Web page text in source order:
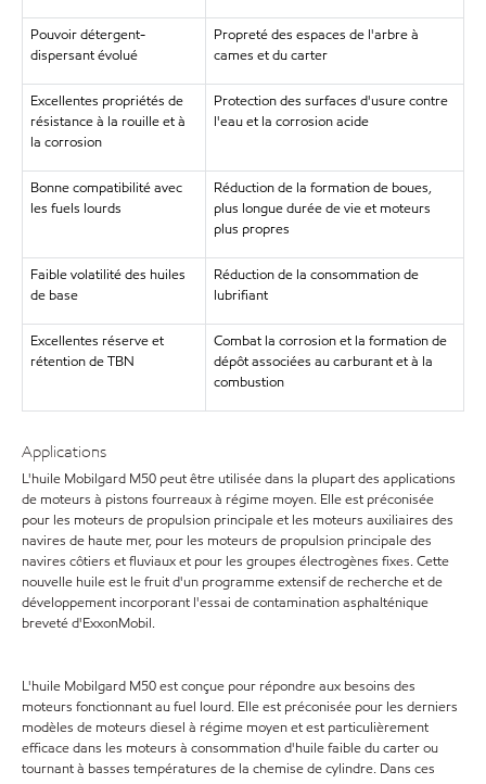
Pouvoir détergent-
dispersant évolué
Propreté des espaces de l'arbre à
cames et du carter
Excellentes propriétés de
résistance à la rouille et à
la corrosion
Protection des surfaces d'usure contre
l'eau et la corrosion acide
Bonne compatibilité avec
les fuels lourds
Réduction de la formation de boues,
plus longue durée de vie et moteurs
plus propres
Faible volatilité des huiles
de base
Réduction de la consommation de
lubrifiant
Excellentes réserve et
rétention de TBN
Combat la corrosion et la formation de
dépôt associées au carburant et à la
combustion
Applications
L'huile Mobilgard M50 peut être utilisée dans la plupart des applications
de moteurs à pistons fourreaux à régime moyen. Elle est préconisée
pour les moteurs de propulsion principale et les moteurs auxiliaires des
navires de haute mer, pour les moteurs de propulsion principale des
navires côtiers et fluviaux et pour les groupes électrogènes fixes. Cette
nouvelle huile est le fruit d'un programme extensif de recherche et de
développement incorporant l'essai de contamination asphalténique
breveté d'ExxonMobil.
L'huile Mobilgard M50 est conçue pour répondre aux besoins des
moteurs fonctionnant au fuel lourd. Elle est préconisée pour les derniers
modèles de moteurs diesel à régime moyen et est particulièrement
efficace dans les moteurs à consommation d'huile faible du carter ou
tournant à basses températures de la chemise de cylindre. Dans ces